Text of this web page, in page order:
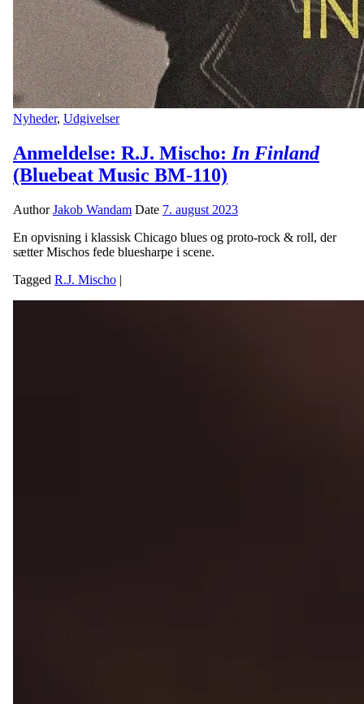
Nyheder, Udgivelser
Anmeldelse: R.J. Mischo: In Finland
(Bluebeat Music BM-110)
AuthorJakob Wandam Date 7. august 2023
En opvisning i klassisk Chicago blues og proto-rock & roll, der
sætter Mischos fede bluesharpe i scene.
Tagged R.J. Mischo |